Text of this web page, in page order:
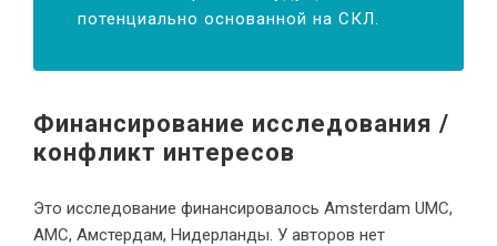
потенциально основанной на СКЛ.
Финансирование исследования /
конфликт интересов
Это исследование финансировалось Amsterdam UMC,
AMC, Амстердам, Нидерланды. У авторов нет